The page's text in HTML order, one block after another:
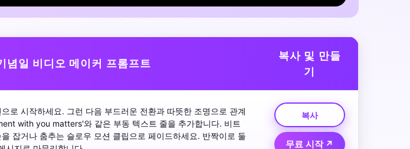
념일 비디오 메이커 프롬프트
복사 및 만들
기
로 시작하세요. 그런 다음 부드러운 전환과 따뜻한 조명으로 관계
with you matters'와 같은 부동 텍스트 줄을 추가합니다. 비트
잡거나 춤추는 슬로우 모션 클립으로 페이드하세요. 반짝이로 둘
복사
무료 시작 ↗